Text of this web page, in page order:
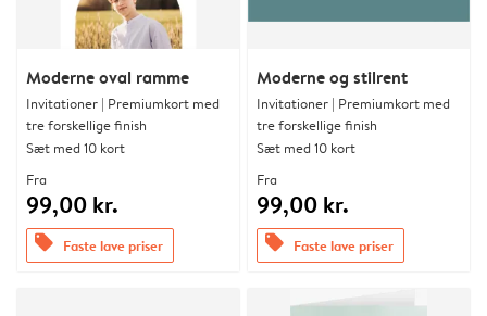
Moderne oval ramme
Invitationer | Premiumkort med
tre forskellige finish
Sæt med 10 kort
Fra
99,00 kr.
offers Faste lave priser
Moderne og stilrent
Invitationer | Premiumkort med
tre forskellige finish
Sæt med 10 kort
Fra
99,00 kr.
offers Faste lave priser